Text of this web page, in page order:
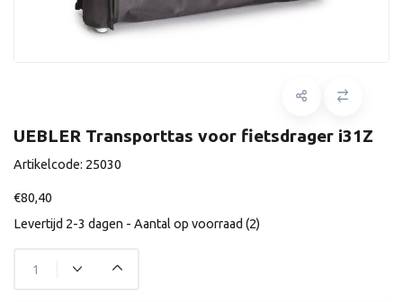
UEBLER Transporttas voor fietsdrager i31Z
Artikelcode: 25030
€80,40
Levertijd 2-3 dagen - Aantal op voorraad (2)